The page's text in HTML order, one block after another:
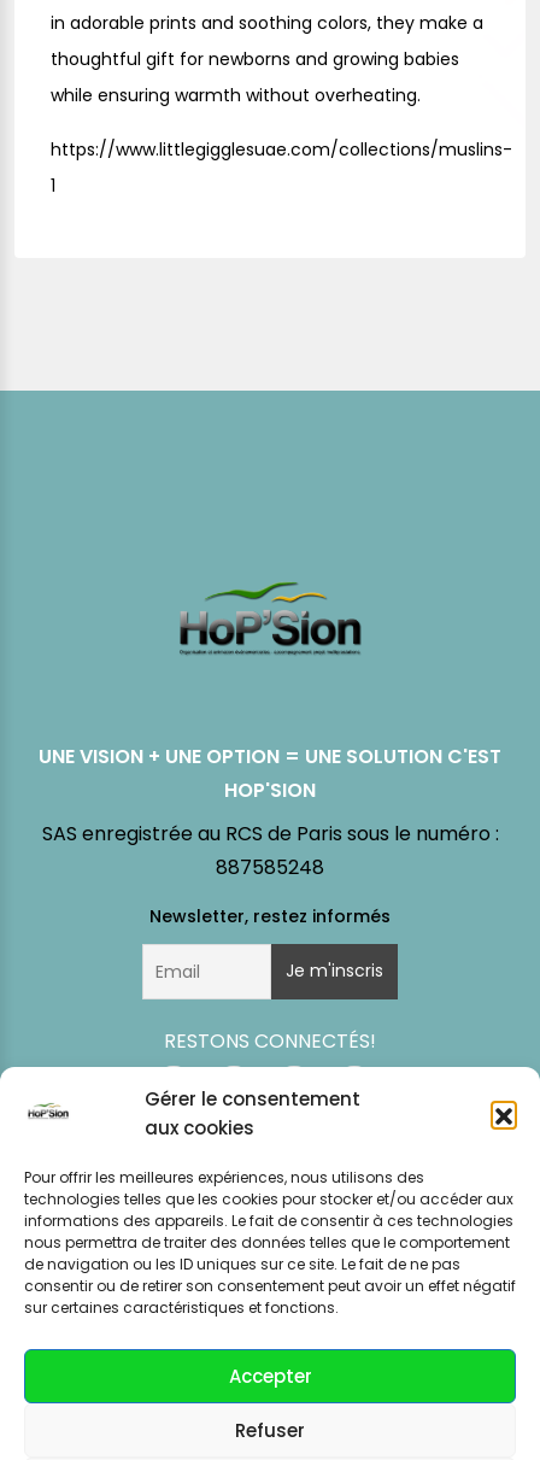
Gérer le consentement
aux cookies
Pour offrir les meilleures expériences, nous utilisons des
technologies telles que les cookies pour stocker et/ou accéder aux
informations des appareils. Le fait de consentir à ces technologies
nous permettra de traiter des données telles que le comportement
de navigation ou les ID uniques sur ce site. Le fait de ne pas
consentir ou de retirer son consentement peut avoir un effet négatif
sur certaines caractéristiques et fonctions.
Accepter
Refuser
in adorable prints and soothing colors, they make a
thoughtful gift for newborns and growing babies
while ensuring warmth without overheating.
https://www.littlegigglesuae.com/collections/muslins-
1
UNE VISION + UNE OPTION = UNE SOLUTION C'EST
HOP'SION
SAS enregistrée au RCS de Paris sous le numéro :
887585248
RESTONS CONNECTÉS!
Simulation
tarifaire
Event
News
Mentions légales
CGV – CGU
Politique de